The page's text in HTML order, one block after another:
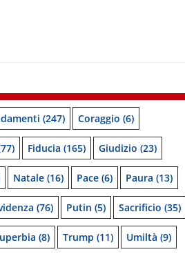
(247) Coraggio (6)
Fiducia (165) Giudizio (23)
Natale (16) Pace (6) Paura (13)
(76) Putin (5) Sacrificio (35)
(8) Trump (11) Umiltà (9)